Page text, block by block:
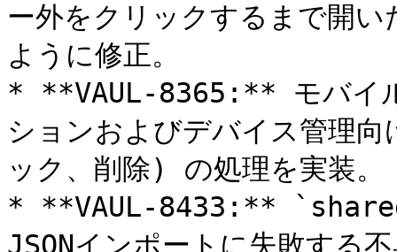
ー外をクリックするまで開
ように修正。
* **VAUL-8365:** モバイル
ションおよびデバイス管理
ック、削除) の処理を実装。
* **VAUL-8433:**
JSONインポートに失敗する